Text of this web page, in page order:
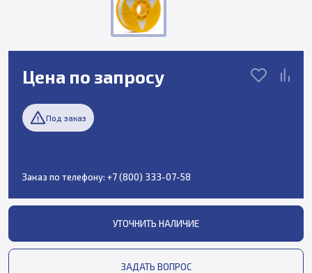
Цена по запросу
Под заказ
Заказ по телефону: +7 (800) 333-07-58
УТОЧНИТЬ НАЛИЧИЕ
ЗАДАТЬ ВОПРОС